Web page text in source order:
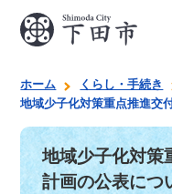
ホーム くらし・手続き
地域少子化対策重点推進交
地域少子化対策
計画の公表につ